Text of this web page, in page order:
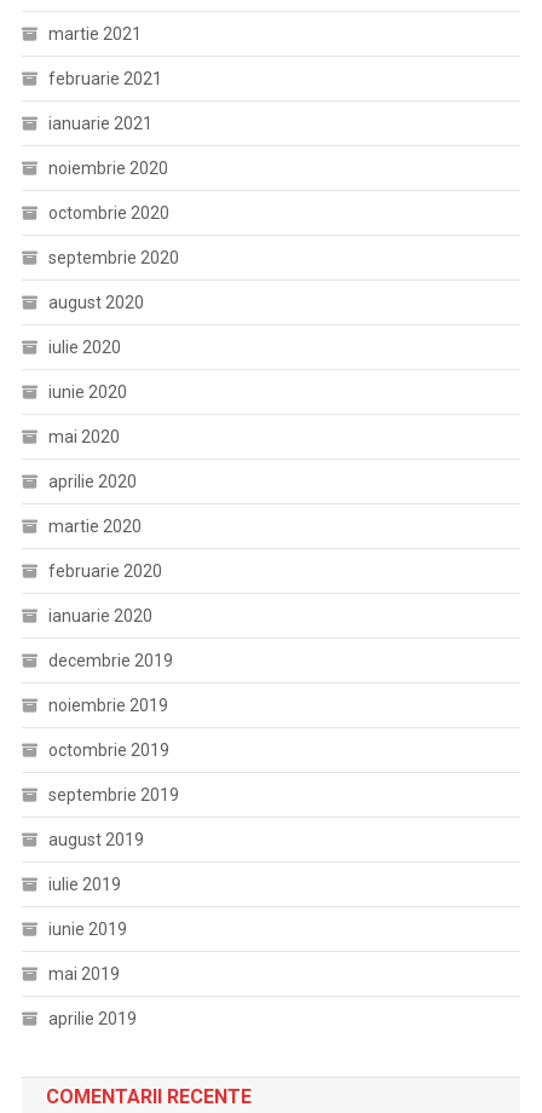
martie 2021
februarie 2021
ianuarie 2021
noiembrie 2020
octombrie 2020
septembrie 2020
august 2020
iulie 2020
iunie 2020
mai 2020
aprilie 2020
martie 2020
februarie 2020
ianuarie 2020
decembrie 2019
noiembrie 2019
octombrie 2019
septembrie 2019
august 2019
iulie 2019
iunie 2019
mai 2019
aprilie 2019
COMENTARII RECENTE